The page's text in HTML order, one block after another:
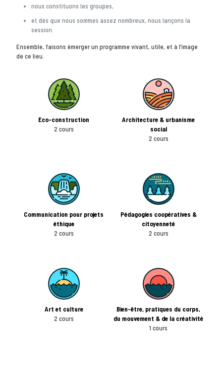
nous constituons les groupes,
et dès que nous sommes assez nombreux, nous lançons la
session.
Ensemble, faisons émerger un programme vivant, utile, et à l’image
de ce lieu.
Eco-construction
2 cours
Architecture & urbanisme
social
2 cours
Communication pour projets
éthique
2 cours
Pédagogies coopératives &
citoyenneté
2 cours
Art et culture
2 cours
Bien-être, pratiques du corps,
du mouvement & de la créativité
1 cours